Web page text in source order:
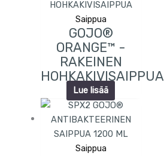
Saippua
GOJO®
ORANGE™ -
RAKEINEN
HOHKAKIVISAIPPUA
Lue lisää
Saippua